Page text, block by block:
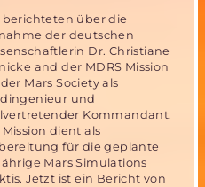
berichteten über die
der deutschen
Dr. Christiane
and der MDRS Mission
der Mars Society als
und
Kommandant.
Mission dient als
für die geplante
Mars Simulations
Jetzt ist ein Bericht von